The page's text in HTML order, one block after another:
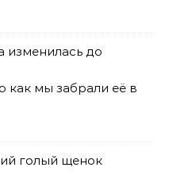
изменилась до
как мы забрали её в
голый щенок